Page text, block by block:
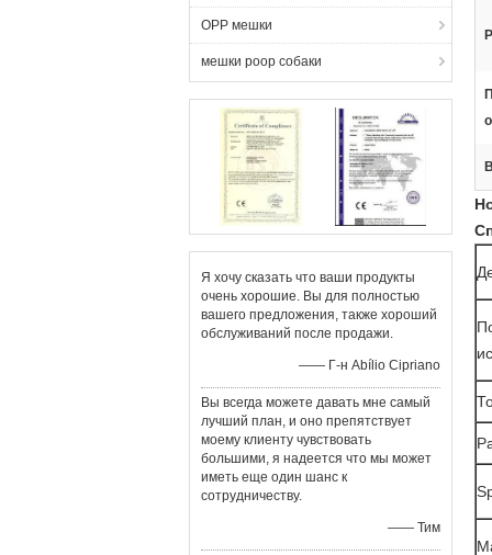
OPP мешки
мешки poop собаки
Я хочу сказать что ваши продукты
очень хорошие. Вы для полностью
вашего предложения, также хороший
обслуживаний после продажи.
—— Г-н Abílio Cipriano
Вы всегда можете давать мне самый
лучший план, и оно препятствует
моему клиенту чувствовать
большими, я надеется что мы может
иметь еще один шанс к
сотрудничеству.
—— Тим